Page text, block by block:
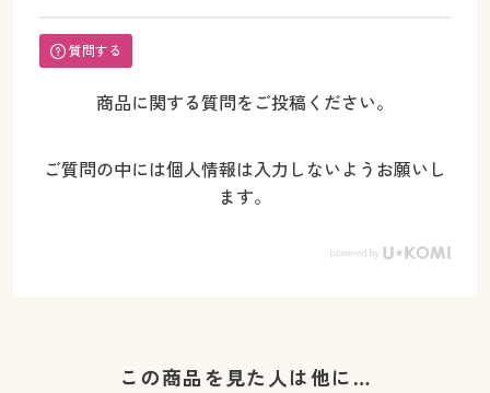
質問する
商品に関する質問をご投稿ください。
ご質問の中には個人情報は入力しないようお願いし
ます。
この商品を見た人は他に…